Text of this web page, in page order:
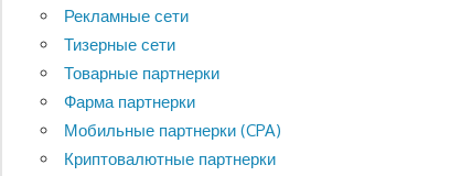
Рекламные сети
Тизерные сети
Товарные партнерки
Фарма партнерки
Мобильные партнерки (CPA)
Криптовалютные партнерки